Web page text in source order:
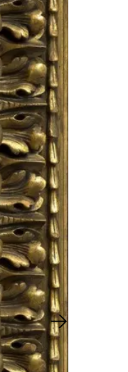
Nächster